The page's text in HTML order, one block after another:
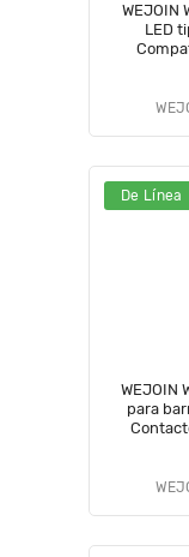
WEJOIN
LED tipo
De Línea
WEJOIN
para